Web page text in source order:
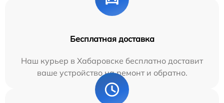
Бесплатная доставка
Наш курьер в Хабаровске бесплатно доставит
ваше устройство на ремонт и обратно.